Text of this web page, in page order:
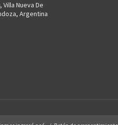
Villa Nueva De
Argentina